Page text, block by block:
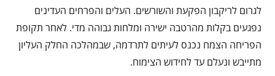
לגרום לריקבון הפקעת והשורשים. העלים והפרחים העדינים
נפגעים בקלות מהרטבה ישירה ומלחות גבוהה מדי. לאחר תקופת
הפריחה הצמח נכנס לעיתים לתרדמה, שבמהלכה החלק העליון
מתייבש ונעלם עד לחידוש הצימוח.